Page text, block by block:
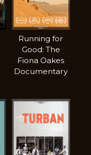
Running for
Good: The
Fiona Oakes
Documentary